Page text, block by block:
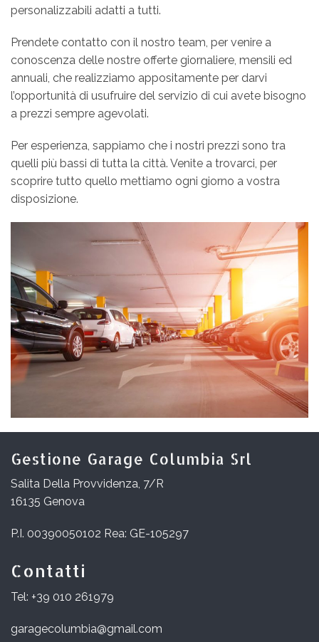
personalizzabili adatti a tutti.
Prendete contatto con il nostro team, per venire a
conoscenza delle nostre offerte giornaliere, mensili ed
annuali, che realizziamo appositamente per darvi
l’opportunità di usufruire del servizio di cui avete bisogno
a prezzi sempre agevolati.
Per esperienza, sappiamo che i nostri prezzi sono tra
quelli più bassi di tutta la città. Venite a trovarci, per
scoprire tutto quello mettiamo ogni giorno a vostra
disposizione.
Gestione Garage Columbia Srl
Salita Della Provvidenza, 7/R
16135 Genova
P.I. 00390050102 Rea: GE-105297
Contatti
Tel: +39 010 261979
garagecolumbia@gmail.com